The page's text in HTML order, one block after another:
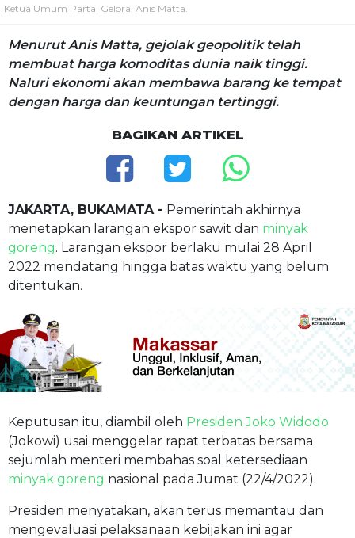
Ketua Umum Partai Gelora, Anis Matta.
Menurut Anis Matta, gejolak geopolitik telah
membuat harga komoditas dunia naik tinggi.
Naluri ekonomi akan membawa barang ke tempat
dengan harga dan keuntungan tertinggi.
BAGIKAN ARTIKEL
JAKARTA, BUKAMATA - Pemerintah akhirnya
menetapkan larangan ekspor sawit dan minyak
goreng. Larangan ekspor berlaku mulai 28 April
2022 mendatang hingga batas waktu yang belum
ditentukan.
Keputusan itu, diambil oleh Presiden Joko Widodo
(Jokowi) usai menggelar rapat terbatas bersama
sejumlah menteri membahas soal ketersediaan
minyak goreng nasional pada Jumat (22/4/2022).
Presiden menyatakan, akan terus memantau dan
mengevaluasi pelaksanaan kebijakan ini agar